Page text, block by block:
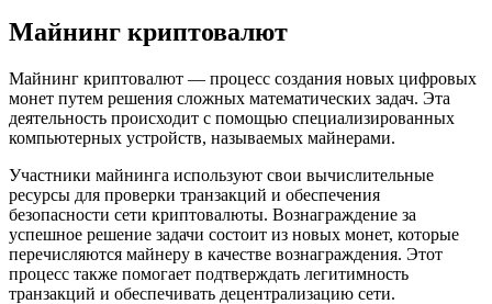
Майнинг криптовалют
Майнинг криптовалют — процесс создания новых цифровых
монет путем решения сложных математических задач. Эта
деятельность происходит с помощью специализированных
компьютерных устройств, называемых майнерами.
Участники майнинга используют свои вычислительные
ресурсы для проверки транзакций и обеспечения
безопасности сети криптовалюты. Вознаграждение за
успешное решение задачи состоит из новых монет, которые
перечисляются майнеру в качестве вознаграждения. Этот
процесс также помогает подтверждать легитимность
транзакций и обеспечивать децентрализацию сети.